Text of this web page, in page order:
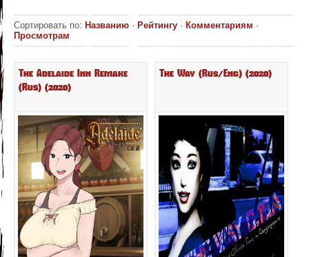
Сортировать по: Названию · Рейтингу · Комментариям ·
Просмотрам
The Adelaide Inn Remake
(Rus) (2020)
The Way (Rus/Eng) (2020)